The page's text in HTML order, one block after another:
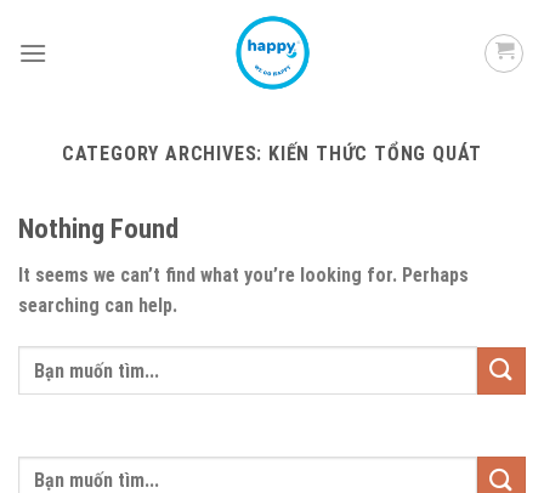
CATEGORY ARCHIVES: KIẾN THỨC TỔNG QUÁT
Nothing Found
It seems we can’t find what you’re looking for. Perhaps
searching can help.